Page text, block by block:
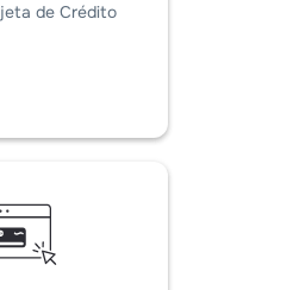
de Crédito